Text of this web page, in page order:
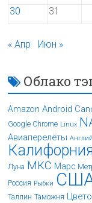
30
31
« Апр Июн »
Облако
Amazon Android
Google Chrome Linux
Авиаперелёты
Луна МКС Марс
Россия Рыбки
Таллин Таможня